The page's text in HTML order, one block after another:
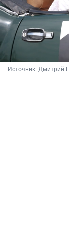
Источник: Дмитрий